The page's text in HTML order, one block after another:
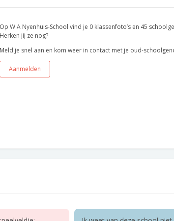
Op W A Nyenhuis-School vind je 0 klassenfoto’s en 45
Herken jij ze nog?
Meld je snel aan en kom weer in contact met je oud-
Aanmelden